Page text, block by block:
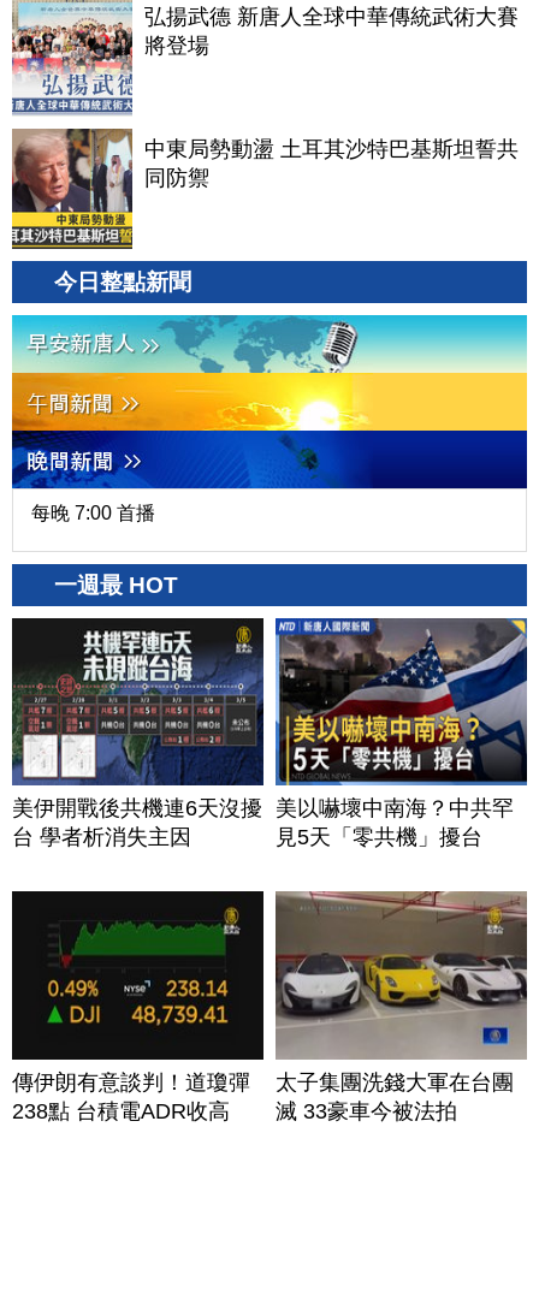
弘揚武德 新唐人全球中華傳統武術大賽
將登場
中東局勢動盪 土耳其沙特巴基斯坦誓共
同防禦
今日整點新聞
每晚 7:00 首播
一週最 HOT
美伊開戰後共機連6天沒擾
台 學者析消失主因
美以嚇壞中南海？中共罕
見5天「零共機」擾台
傳伊朗有意談判！道瓊彈
238點 台積電ADR收高
太子集團洗錢大軍在台團
滅 33豪車今被法拍